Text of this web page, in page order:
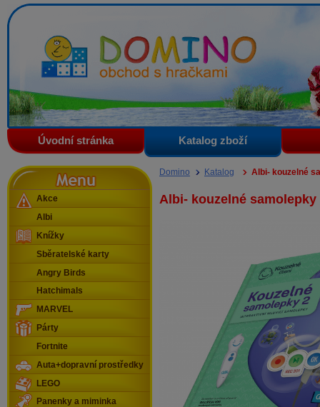
Domino - obchod s hračkami
Úvodní stránka Katalog zboží
Domino Katalog Albi- kouzelné
Albi- kouzelné samolepky
Menu
Akce
Albi
Knížky
Sběratelské karty
Angry Birds
Hatchimals
MARVEL
Párty
Fortnite
Auta+dopravní prostředky
LEGO
Panenky a miminka